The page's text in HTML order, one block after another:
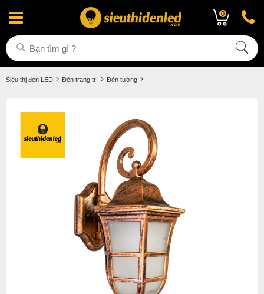
0
Siêu thị đèn LED Đèn trang trí Đèn tường